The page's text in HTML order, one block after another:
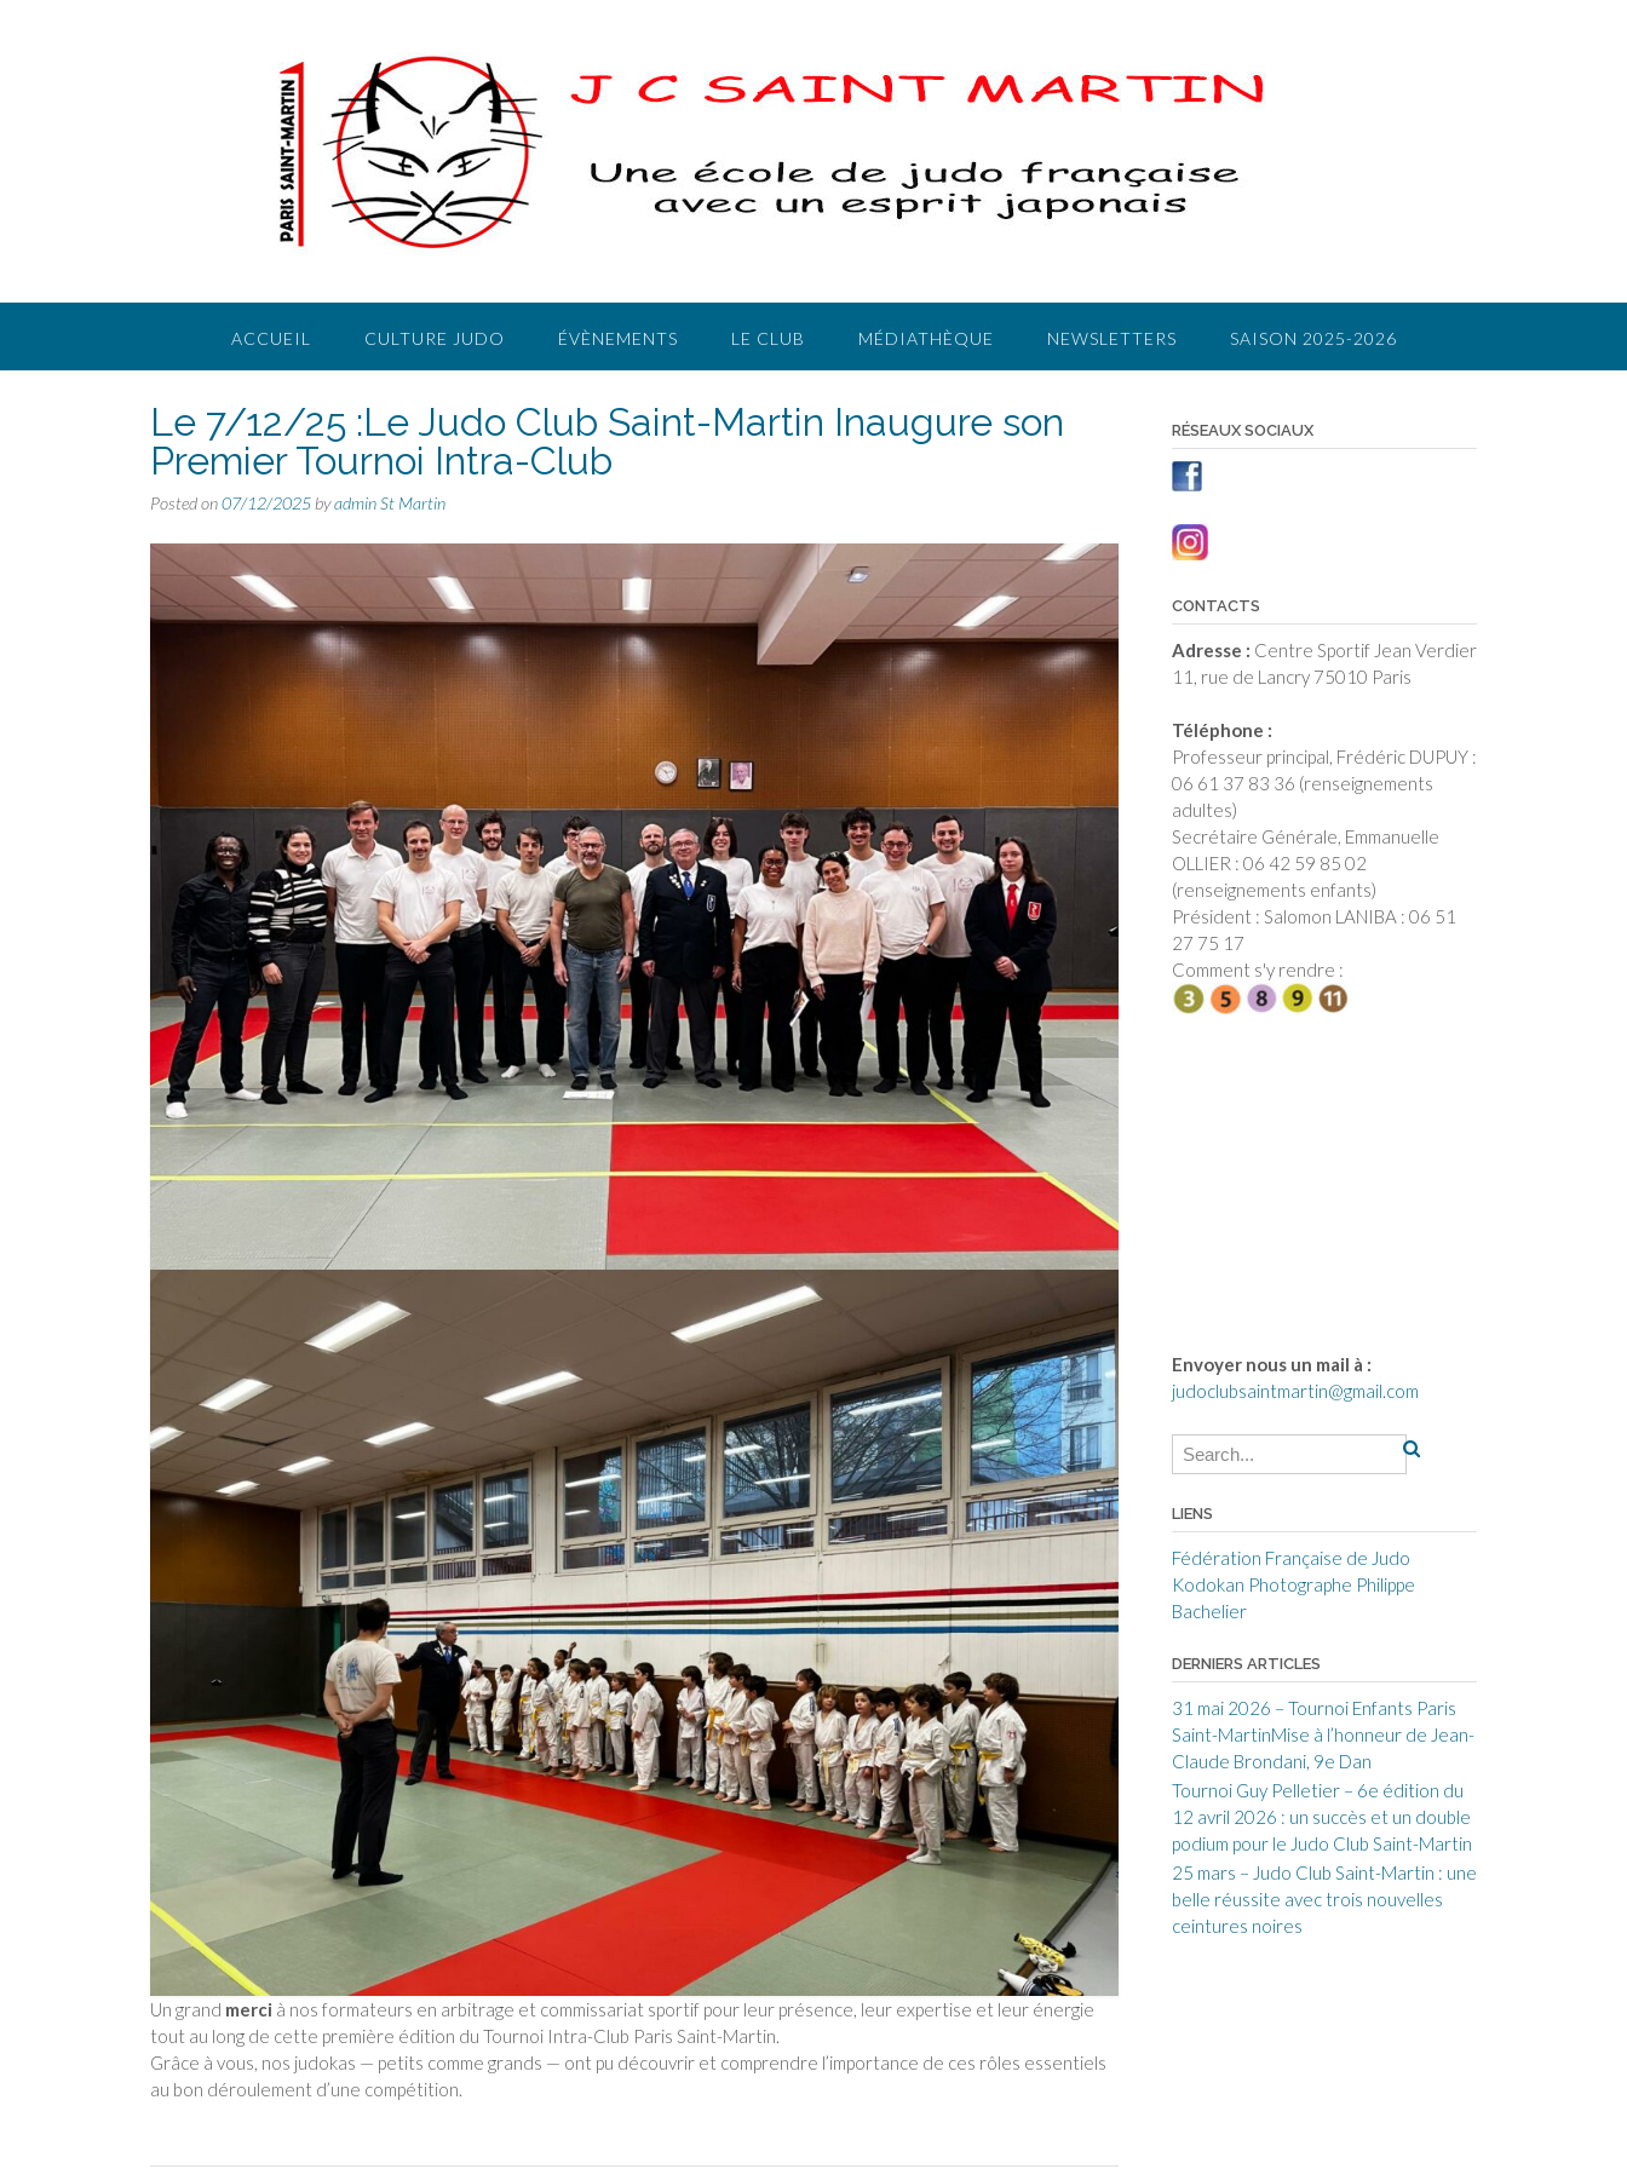
ACCUEIL CULTURE JUDO ÉVÈNEMENTS LE CLUB MÉDIATHÈQUE NEWSLETTERS SAISON 2025-2026
Le 7/12/25 :Le Judo Club Saint-Martin Inaugure son
Premier Tournoi Intra-Club
Posted on07/12/2025 byadmin St Martin
Un grand merci à nos formateurs en arbitrage et commissariat sportif pour leur présence, leur expertise et leur énergie
tout au long de cette première édition du Tournoi Intra-Club Paris Saint-Martin.
Grâce à vous, nos judokas — petits comme grands — ont pu découvrir et comprendre l’importance de ces rôles essentiels
au bon déroulement d’une compétition.
RÉSEAUX SOCIAUX
CONTACTS
Adresse : Centre Sportif Jean Verdier
11, rue de Lancry 75010 Paris
Téléphone :
Professeur principal, Frédéric DUPUY :
06 61 37 83 36 (renseignements
adultes)
Secrétaire Générale, Emmanuelle
OLLIER : 06 42 59 85 02
(renseignements enfants)
Président : Salomon LANIBA : 06 51
27 75 17
Comment s'y rendre :
Envoyer nous un mail à :
judoclubsaintmartin@gmail.com
LIENS
Fédération Française de Judo
Kodokan Photographe Philippe
Bachelier
DERNIERS ARTICLES
31 mai 2026 – Tournoi Enfants Paris
Saint-MartinMise à l’honneur de Jean-
Claude Brondani, 9e Dan
Tournoi Guy Pelletier – 6e édition du
12 avril 2026 : un succès et un double
podium pour le Judo Club Saint-Martin
25 mars – Judo Club Saint-Martin : une
belle réussite avec trois nouvelles
ceintures noires